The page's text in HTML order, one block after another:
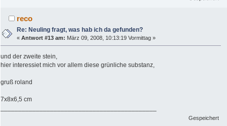
reco
Re: Neuling fragt, was hab ich da gefunden?
«Antwort #13 am: März 09, 2008, 10:13:19 Vormittag »
und der zweite stein,
hier interessiet mich vor allem diese grünliche substanz,
gruß roland
7x8x6,5 cm
Gespeichert